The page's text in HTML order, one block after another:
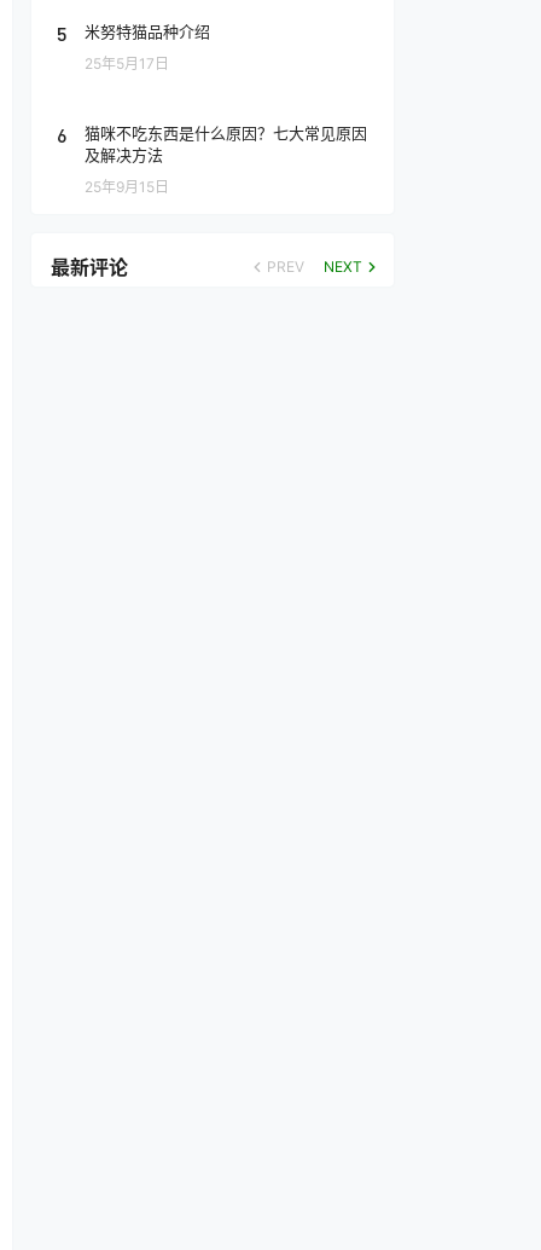
5 米努特猫品种介绍
25年5月17日
6
猫咪不吃东西是什么原因？七大常见原因
及解决方法
25年9月15日
最新评论 PREV NEXT